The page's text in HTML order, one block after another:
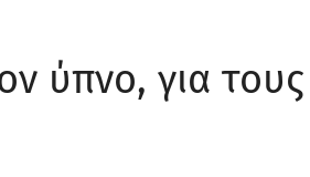
ύπνο, για τους